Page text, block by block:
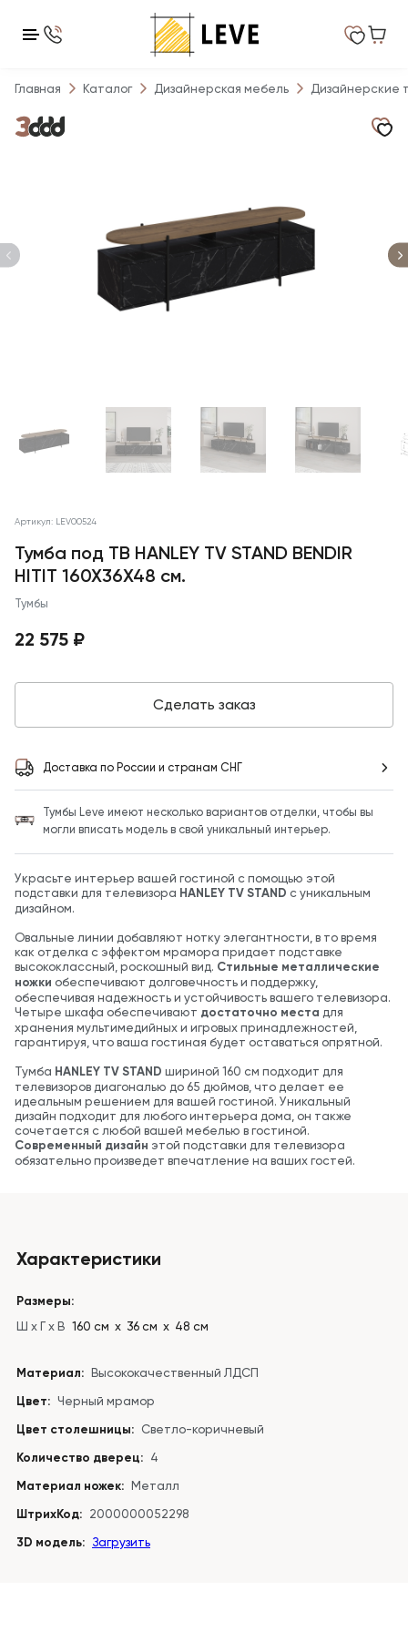
Главная Каталог Дизайнерская мебель Дизайнерские
Артикул: LEV00524
Тумба под ТВ HANLEY TV STAND BENDIR
HITIT 160X36X48 см.
Тумбы
22 575 ₽
Сделать заказ
Доставка по России и странам СНГ
Тумбы Leve имеют несколько вариантов отделки, чтобы вы
могли вписать модель в свой уникальный интерьер.
Украсьте интерьер вашей гостиной с помощью этой
подставки для телевизора HANLEY TV STAND с уникальным
дизайном.
Овальные линии добавляют нотку элегантности, в то время
как отделка с эффектом мрамора придает подставке
высококлассный, роскошный вид. Стильные металлические
ножки обеспечивают долговечность и поддержку,
обеспечивая надежность и устойчивость вашего телевизора.
Четыре шкафа обеспечивают достаточно места для
хранения мультимедийных и игровых принадлежностей,
гарантируя, что ваша гостиная будет оставаться опрятной.
Тумба HANLEY TV STAND шириной 160 см подходит для
телевизоров диагональю до 65 дюймов, что делает ее
идеальным решением для вашей гостиной. Уникальный
дизайн подходит для любого интерьера дома, он также
сочетается с любой вашей мебелью в гостиной.
Современный дизайн этой подставки для телевизора
обязательно произведет впечатление на ваших гостей.
Характеристики
Размеры:
Ш x Г x В 160 см х 36 см х 48 см
Материал: Высококачественный ЛДСП
Цвет: Черный мрамор
Цвет столешницы: Светло-коричневый
Количество дверец: 4
Материал ножек: Металл
ШтрихКод: 2000000052298
3D модель: Загрузить